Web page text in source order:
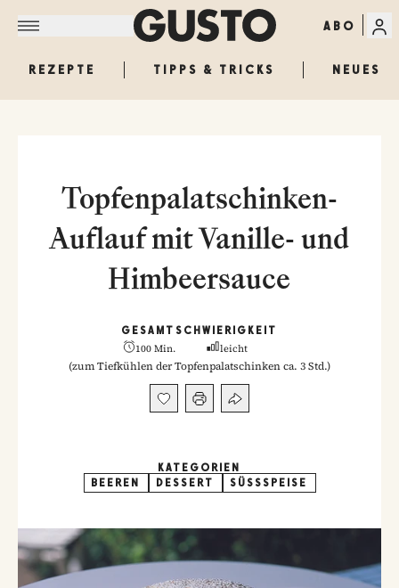
ABO
REZEPTE TIPPS & TRICKS NEUES
Topfenpalatschinken-
Auflauf mit Vanille- und
Himbeersauce
GESAMT
100 Min.
SCHWIERIGKEIT
leicht
(zum Tiefkühlen der Topfenpalatschinken ca. 3 Std.)
KATEGORIEN
BEEREN
DESSERT SÜSSSPEISE